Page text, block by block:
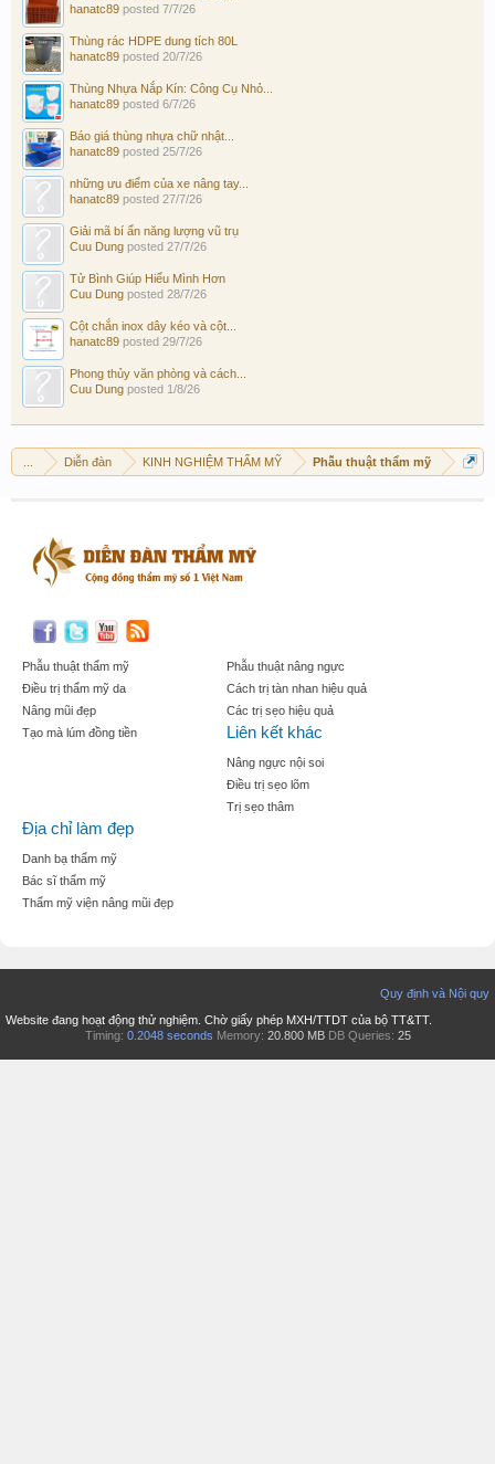
hanatc89 posted 7/7/26
Thùng rác HDPE dung tích 80L
hanatc89 posted 20/7/26
Thùng Nhựa Nắp Kín: Công Cụ Nhỏ...
hanatc89 posted 6/7/26
Báo giá thùng nhựa chữ nhật...
hanatc89 posted 25/7/26
những ưu điểm của xe nâng tay...
hanatc89 posted 27/7/26
Giải mã bí ẩn năng lượng vũ trụ
Cuu Dung posted 27/7/26
Tử Bình Giúp Hiểu Mình Hơn
Cuu Dung posted 28/7/26
Cột chắn inox dây kéo và cột...
hanatc89 posted 29/7/26
Phong thủy văn phòng và cách...
Cuu Dung posted 1/8/26
... Diễn đàn KINH NGHIỆM THẨM MỸ Phẫu thuật thẩm mỹ
Phẫu thuật thẩm mỹ
Điều trị thẩm mỹ da
Nâng mũi đẹp
Tạo mà lúm đồng tiền
Phẫu thuật nâng ngực
Cách trị tàn nhan hiệu quả
Các trị sẹo hiệu quả
Liên kết khác
Nâng ngực nội soi
Điều trị sẹo lõm
Trị sẹo thâm
Địa chỉ làm đẹp
Danh bạ thẩm mỹ
Bác sĩ thẩm mỹ
Thẩm mỹ viện nâng mũi đẹp
Quy định và Nội quy
Website đang hoạt động thử nghiệm. Chờ giấy phép MXH/TTDT của bộ TT&TT.
Timing: 0.2048 seconds Memory: 20.800 MB DB Queries: 25